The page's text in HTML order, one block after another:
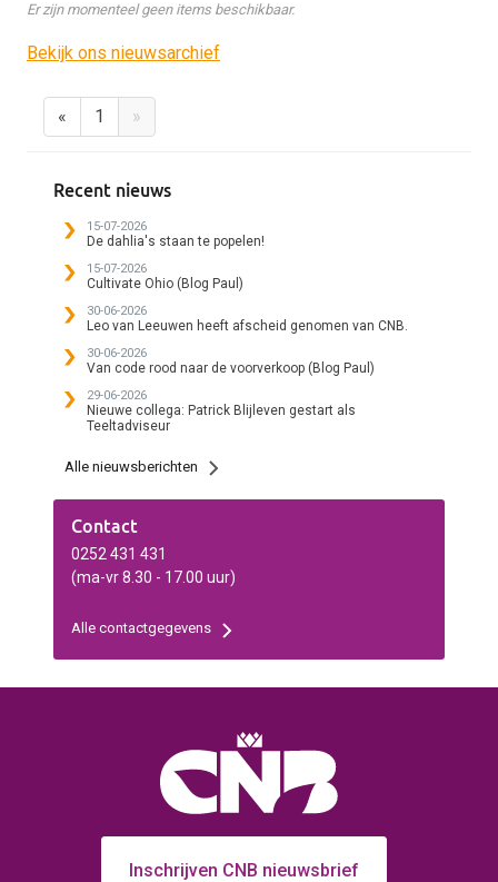
Er zijn momenteel geen items beschikbaar.
Bekijk ons nieuwsarchief
« 1 »
Recent nieuws
15-07-2026
De dahlia's staan te popelen!
15-07-2026
Cultivate Ohio (Blog Paul)
30-06-2026
Leo van Leeuwen heeft afscheid genomen van CNB.
30-06-2026
Van code rood naar de voorverkoop (Blog Paul)
29-06-2026
Nieuwe collega: Patrick Blijleven gestart als
Teeltadviseur
Alle nieuwsberichten
Contact
0252 431 431
(ma-vr 8.30 - 17.00 uur)
Alle contactgegevens
Inschrijven CNB nieuwsbrief